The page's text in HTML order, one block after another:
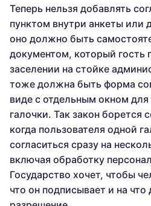
Теперь нельзя добавлять
пунктом внутри анкеты или
оно должно быть
документом, который гость
заселении на стойке
тоже должна быть форма
виде с отдельным окном для
галочки. Так закон борется
когда пользователя одной
согласиться сразу на
включая обработку
Государство хочет, чтобы
что он подписывает и на что